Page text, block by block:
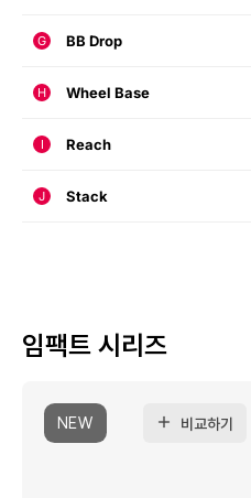
G BB Drop
H Wheel Base
I Reach
J Stack
임팩트 시리즈
NEW 비교하기